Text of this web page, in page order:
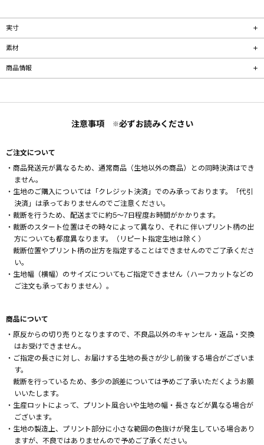
実寸
素材
商品情報
注意事項 ※必ずお読みください
ご注文について
・商品発送元が異なるため、通常商品（生地以外の商品）との同時決済はでき
ません。
・生地のご購入については「クレジット決済」でのみ承っております。「代引
決済」は承っておりませんのでご注意ください。
・裁断を行うため、配送までに約5～7日程度お時間がかかります。
・裁断のスタート位置はその時々によって異なり、それに伴いプリント柄の出
方についても都度異なります。（リピート指定生地は除く）
裁断位置やプリント柄の出方を指定することはできませんのでご了承くださ
い。
・生地幅（横幅）のサイズについてもご指定できません（ハーフカットなどの
ご注文も承っておりません）。
商品について
・原反からの切り売りとなりますので、不良品以外のキャンセル・返品・交換
はお受けできません。
・ご指定の長さに対し、お届けする生地の長さが少し前後する場合がございま
す。
裁断を行っているため、多少の誤差については予めご了承いただくようお願
いいたします。
・生産ロットによって、プリント風合いや生地の幅・長さなどが異なる場合が
ございます。
・生地の製造上、プリント部分に小さな範囲の色抜けが発生している場合あり
ますが、不良ではありませんので予めご了承ください。